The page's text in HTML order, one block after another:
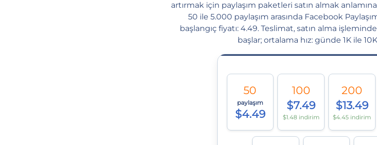
artırmak için paylaşım paketleri satın almak
50 ile 5.000 paylaşım arasında Facebook
başlangıç fiyatı: 4.49. Teslimat, satın alma
başlar; ortalama hız: günde 1K ile
50
paylaşım
$4.49
100
$7.49
$1.48 indirim
200
$13.49
$4.45 indirim